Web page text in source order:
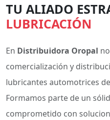
TU ALIADO
LUBRICACIÓN
En Distribuidora Oropal
comercialización y
lubricantes automotrices
Formamos parte de un
comprometido con